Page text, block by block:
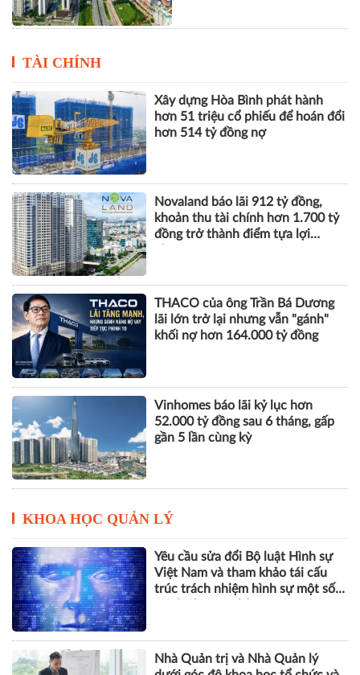
hơn 51 triệu cổ phiếu để hoán đổi
hơn 514 tỷ đồng nợ
Novaland báo lãi 912 tỷ đồng,
khoản thu tài chính hơn 1.700 tỷ
đồng trở thành điểm tựa lợi
THACO của ông Trần Bá Dương
lãi lớn trở lại nhưng vẫn "gánh"
khối nợ hơn 164.000 tỷ đồng
Vinhomes báo lãi kỷ lục hơn
52.000 tỷ đồng sau 6 tháng, gấp
gần 5 lần cùng kỳ
KHOA HỌC QUẢN LÝ
Yêu cầu sửa đổi Bộ luật Hình sự
nhân tạo
Nhà Quản trị và Nhà Quản lý
dưới góc độ khoa học tổ chức và
quản trị học
Khai giảng Chương trình CEO
2026, nâng cao năng lực quản trị